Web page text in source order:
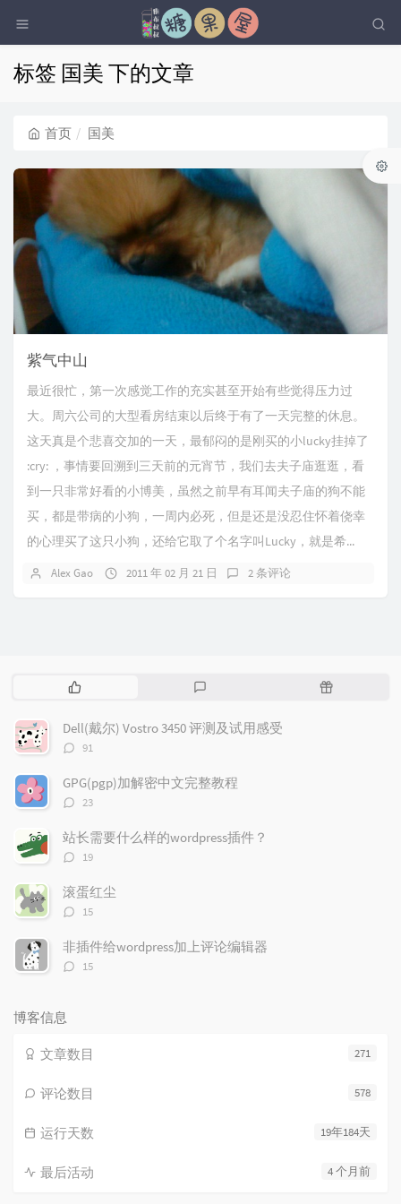
标签 国美 下的文章
首页 国美
紫气中山
最近很忙，第一次感觉工作的充实甚至开始有些觉得压力过
大。周六公司的大型看房结束以后终于有了一天完整的休息。
这天真是个悲喜交加的一天，最郁闷的是刚买的小lucky挂掉了
:cry: ，事情要回溯到三天前的元宵节，我们去夫子庙逛逛，看
到一只非常好看的小博美，虽然之前早有耳闻夫子庙的狗不能
买，都是带病的小狗，一周内必死，但是还是没忍住怀着侥幸
的心理买了这只小狗，还给它取了个名字叫Lucky，就是希...
Alex Gao 2011 年 02 月 21 日 2 条评论
热
文
章
评
随
Dell(戴尔) Vostro 3450 评测及试用感受
评
数：
91
GPG(pgp)加解密中文完整教程
评
数：
23
站长需要什么样的wordpress插件？
评
数：
19
滚蛋红尘
评
数：
15
非插件给wordpress加上评论编辑器
评
15
博客信息
271
文章数目
578
评论数目
19年184天
运行天数
4 个月前
最后活动